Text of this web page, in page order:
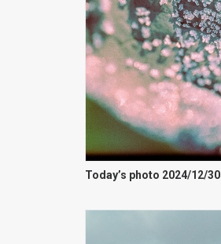
Today’s photo 2024/12/30